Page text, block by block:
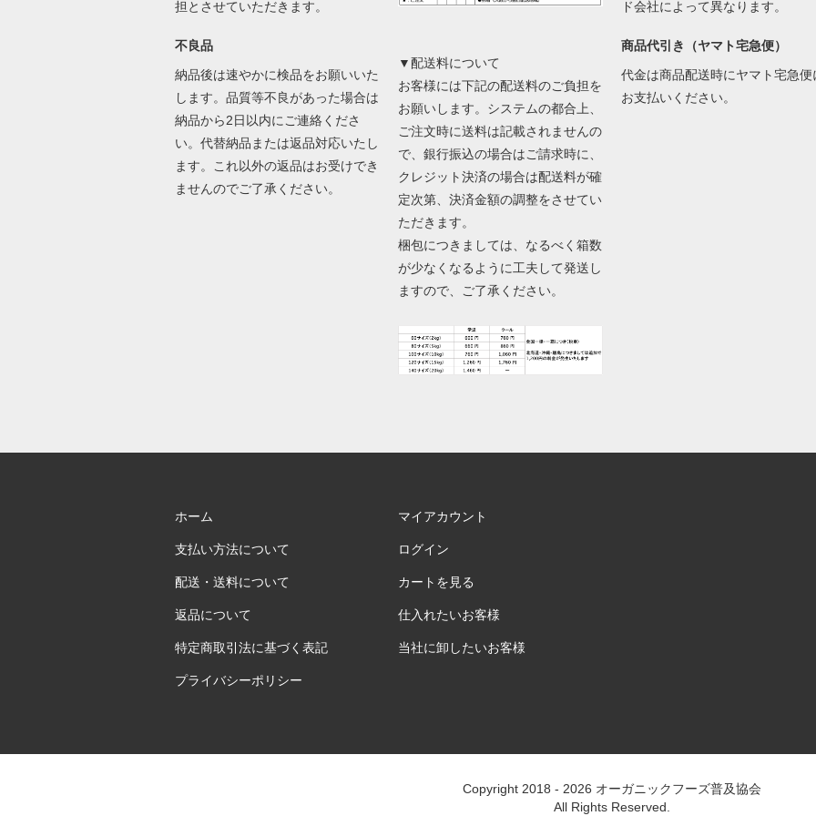
担とさせていただきます。
不良品
納品後は速やかに検品をお願いいた
します。品質等不良があった場合は
納品から2日以内にご連絡くださ
い。代替納品または返品対応いたし
ます。これ以外の返品はお受けでき
ませんのでご了承ください。
▼配送料について
お客様には下記の配送料のご負担を
お願いします。システムの都合上、
ご注文時に送料は記載されませんの
で、銀行振込の場合はご請求時に、
クレジット決済の場合は配送料が確
定次第、決済金額の調整をさせてい
ただきます。
梱包につきましては、なるべく箱数
が少なくなるように工夫して発送し
ますので、ご了承ください。
ド会社によって異なります。
商品代引き（ヤマト宅急便）
代金は商品配送時にヤマト宅急便
お支払いください。
ホーム
支払い方法について
配送・送料について
返品について
特定商取引法に基づく表記
プライバシーポリシー
マイアカウント
ログイン
カートを見る
仕入れたいお客様
当社に卸したいお客様
Copyright 2018 - 2026 オーガニックフーズ普及協会
All Rights Reserved.